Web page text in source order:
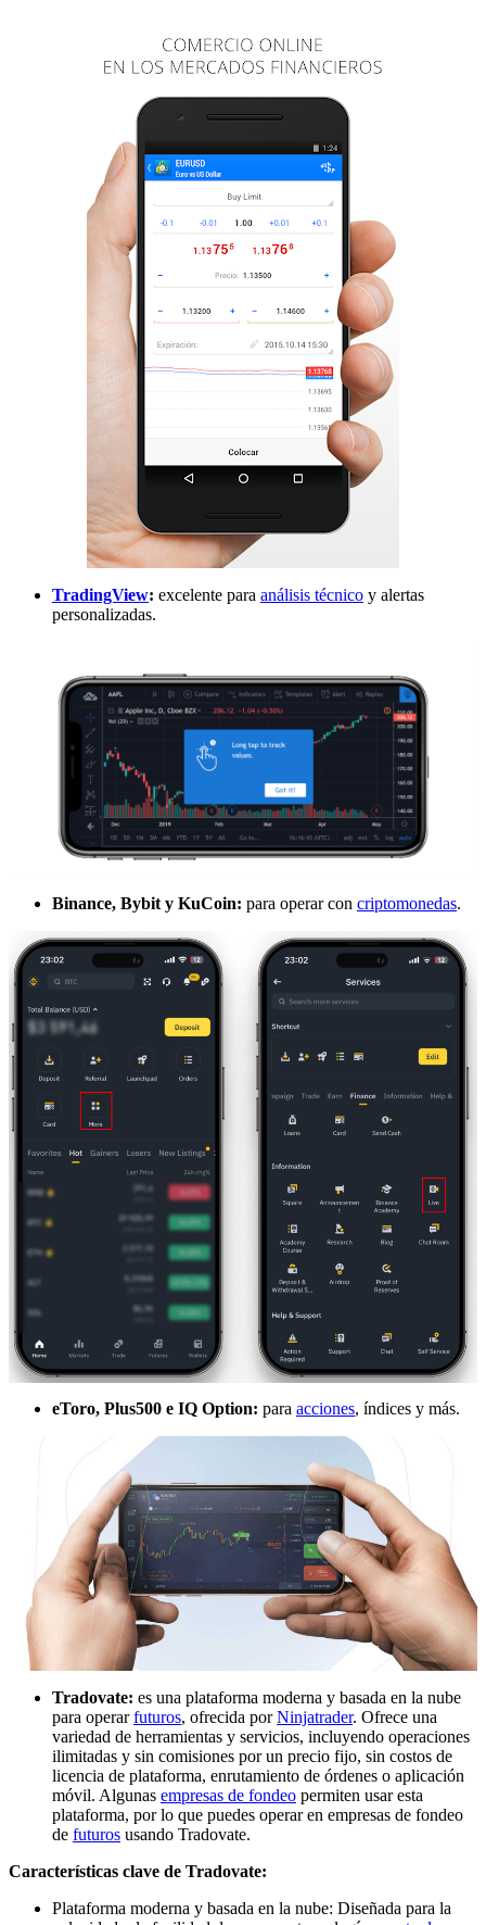
TradingView: excelente para análisis técnico y alertas
personalizadas.
Binance, Bybit y KuCoin: para operar con criptomonedas.
eToro, Plus500 e IQ Option: para acciones, índices y más.
Tradovate: es una plataforma moderna y basada en la nube
para operarfuturos, ofrecida porNinjatrader. Ofrece una
variedad de herramientas y servicios, incluyendo operaciones
ilimitadas y sin comisiones por un precio fijo, sin costos de
licencia de plataforma, enrutamiento de órdenes o aplicación
móvil. Algunas empresas de fondeo permiten usar esta
plataforma, por lo que puedes operar en empresas de fondeo
de futuros usando Tradovate.
Características clave de Tradovate:
Plataforma moderna y basada en la nube: Diseñada para la